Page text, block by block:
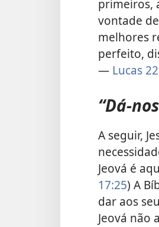
primeiros,
vontade
melhores
perfeito,
— Lucas
“Dá-
A seguir,
Jeová é
17:25) A
dar aos
Jeová não